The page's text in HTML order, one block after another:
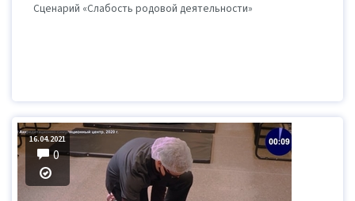
Сценарий «Слабость родовой деятельности»
16.04.2021
0